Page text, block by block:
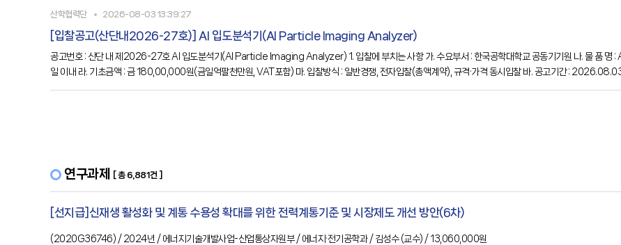
산학협력단 2026-08-03 13:39:27
[입찰공고(산단내2026-27호)] Al 입도분석기(Al Particle Imaging Analyzer)
공고번호 : 산단 내 제2026-27호 Al 입도분석기(Al Particle Imaging Analyzer) 1. 입찰에 부치는 사항 가. 수요부서 : 한국공학대학교 공동기기원 나. 물 품 명 : Al 입도분석기(Al Particle Imaging Analyzer) 다. 납품기한 : 계약 후 120
일 이내 라. 기초금액 : 금 180,00,000원(금일억팔천만원, VAT포함) 마. 입찰방식 : 일반경쟁, 전자입찰(총액계약), 규격·가격 동시입찰 바. 공고기간 :
연구과제 [ 총 6,881건 ]
[선지급]신재생 활성화 및 계통 수용성 확대를 위한 전력계통기준 및 시장제도 개선 방안(6차)
( 2020G36746 ) / 2024년 / 에너지기술개발사업-산업통상자원부 / 에너지·전기공학과 / 김성수 (교수) / 13,060,000원